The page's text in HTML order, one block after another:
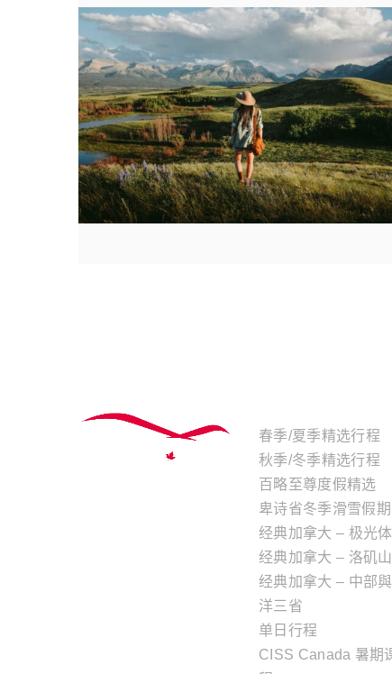
春季/夏季精选行程
秋季/冬季精选行程
百略至尊度假精选
卑诗省冬季滑雪假期
经典加拿大 – 极光
经典加拿大 – 洛矶
经典加拿大 – 中部
洋三省
单日行程
CISS Canada 暑期